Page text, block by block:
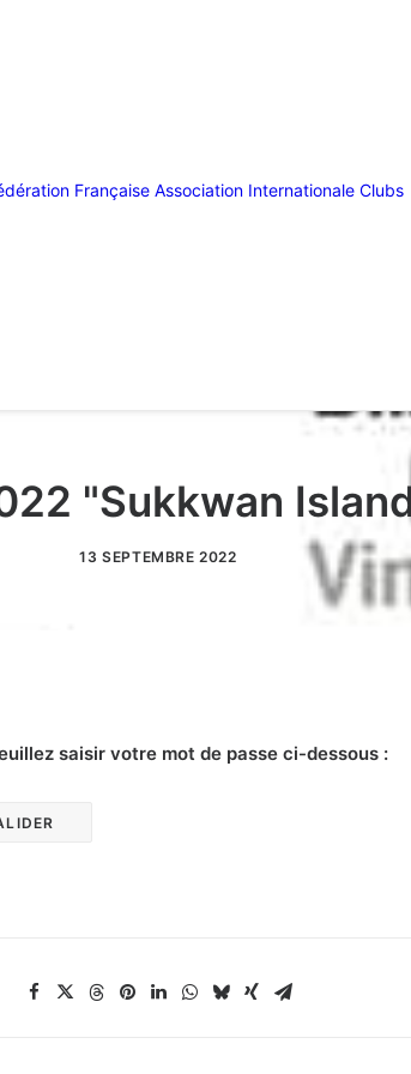
Française Association Internationale Clubs
"Sukkwan
13 SEPTEMBRE 2022
saisir votre mot de passe ci-dessous :